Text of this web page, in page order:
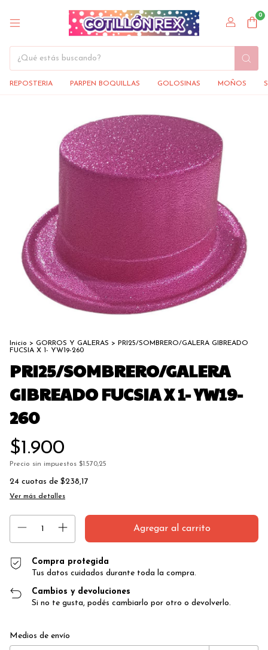
0
REPOSTERIA PARPEN BOQUILLAS GOLOSINAS MOÑOS
Inicio > GORROS Y GALERAS > PRI25/SOMBRERO/GALERA GIBREADO
FUCSIA X 1- YW19-260
PRI25/SOMBRERO/GALERA
GIBREADO FUCSIA X 1- YW19-
260
$1.900
Precio sin impuestos $1.570,25
24 cuotas de $238,17
Ver más detalles
Compra protegida
Tus datos cuidados durante toda la compra.
Cambios y devoluciones
Si no te gusta, podés cambiarlo por otro o devolverlo.
Entregas para el CP:
Medios de envío